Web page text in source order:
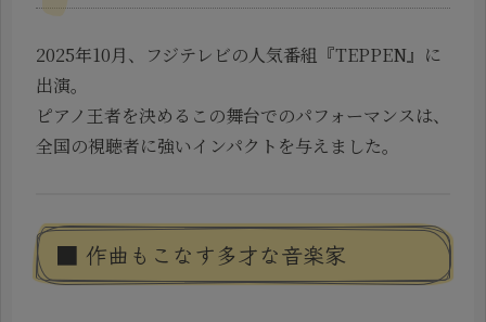
2025年10月、フジテレビの人気番組『TEPPEN』に
出演。
ピアノ王者を決めるこの舞台でのパフォーマンスは、
全国の視聴者に強いインパクトを与えました。
■ 作曲もこなす多才な音楽家